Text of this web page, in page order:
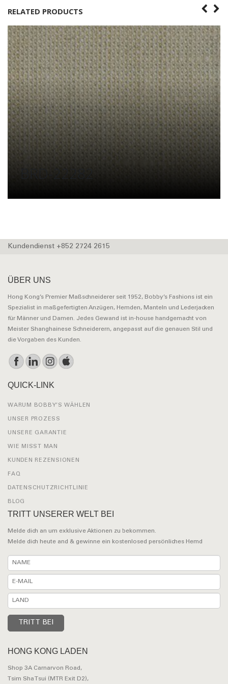
RELATED PRODUCTS
BFRD 26188-250
Kundendienst +852 2724 2615
ÜBER UNS
Hong Kong’s Premier Maßschneiderer seit 1952, Bobby’s Fashions ist ein
Spezialist in maßgefertigten Anzügen, Hemden, Manteln und Lederjacken
für Männer und Damen. Jedes Gewand ist in-house handgemacht von
Meister Shanghainese Schneiderern, angepasst auf die genauen Stil und
die Vorgaben des Kunden.
QUICK-LINK
WARUM BOBBY’S WÄHLEN
UNSER PROZESS
UNSERE GARANTIE
WIE MISST MAN
KUNDEN REZENSIONEN
FAQ
DATENSCHUTZRICHTLINIE
BLOG
TRITT UNSERER WELT BEI
Melde dich an um exklusive Aktionen zu bekommen.
Melde dich heute and & gewinne ein kostenlosed persönliches Hemd
HONG KONG LADEN
Shop 3A Carnarvon Road,
Tsim Sha Tsui (MTR Exit D2),